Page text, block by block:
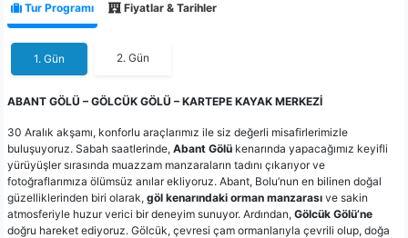
Tur Programı Fiyatlar & Tarihler
1. Gün 2. Gün
ABANT GÖLÜ – GÖLCÜK GÖLÜ – KARTEPE KAYAK MERKEZİ
30 Aralık akşamı, konforlu araçlarımız ile siz değerli misafirlerimizle
buluşuyoruz. Sabah saatlerinde, Abant Gölü kenarında yapacağımız keyifli
yürüyüşler sırasında muazzam manzaraların tadını çıkarıyor ve
fotoğraflarımıza ölümsüz anılar ekliyoruz. Abant, Bolu’nun en bilinen doğal
güzelliklerinden biri olarak, göl kenarındaki orman manzarası ve sakin
atmosferiyle huzur verici bir deneyim sunuyor. Ardından, Gölcük Gölü’ne
doğru hareket ediyoruz. Gölcük, çevresi çam ormanlarıyla çevrili olup, doğa